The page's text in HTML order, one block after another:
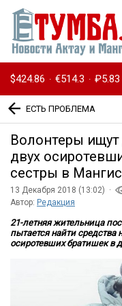
$424.86 · €514.3 · ₽5.83
ЕСТЬ ПРОБЛЕМА
Волонтеры
двух
сестры в
13 Декабря 2018 (13:02) ·
Автор: Редакция
21-летняя жительница
пытается найти средства
осиротевших братишек в